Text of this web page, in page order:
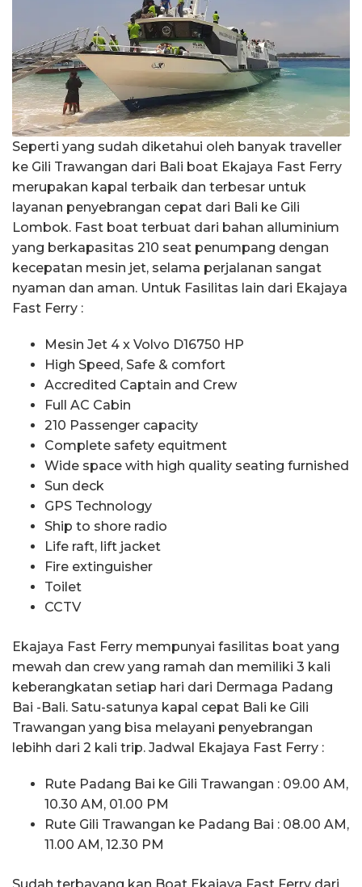
Seperti yang sudah diketahui oleh banyak traveller
ke Gili Trawangan dari Bali boat Ekajaya Fast Ferry
merupakan kapal terbaik dan terbesar untuk
layanan penyebrangan cepat dari Bali ke Gili
Lombok. Fast boat terbuat dari bahan alluminium
yang berkapasitas 210 seat penumpang dengan
kecepatan mesin jet, selama perjalanan sangat
nyaman dan aman. Untuk Fasilitas lain dari Ekajaya
Fast Ferry :
Mesin Jet 4 x Volvo D16750 HP
High Speed, Safe & comfort
Accredited Captain and Crew
Full AC Cabin
210 Passenger capacity
Complete safety equitment
Wide space with high quality seating furnished
Sun deck
GPS Technology
Ship to shore radio
Life raft, lift jacket
Fire extinguisher
Toilet
CCTV
Ekajaya Fast Ferry mempunyai fasilitas boat yang
mewah dan crew yang ramah dan memiliki 3 kali
keberangkatan setiap hari dari Dermaga Padang
Bai -Bali. Satu-satunya kapal cepat Bali ke Gili
Trawangan yang bisa melayani penyebrangan
lebihh dari 2 kali trip. Jadwal Ekajaya Fast Ferry :
Rute Padang Bai ke Gili Trawangan : 09.00 AM,
10.30 AM, 01.00 PM
Rute Gili Trawangan ke Padang Bai : 08.00 AM,
11.00 AM, 12.30 PM